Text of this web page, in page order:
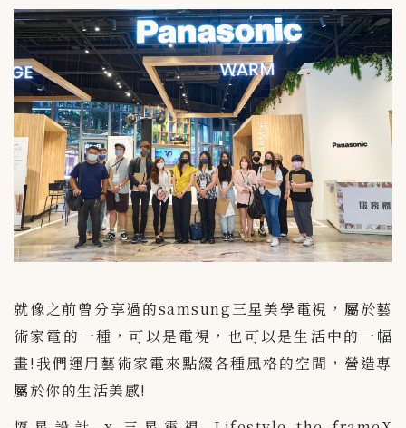
就像之前曾分享過的samsung三星美學電視，屬於藝
術家電的一種，可以是電視，也可以是生活中的一幅
畫!我們運用藝術家電來點綴各種風格的空間，營造專
屬於你的生活美感!